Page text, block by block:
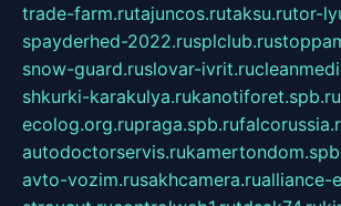
trade-farm.rutajuncos.rutaksu.rutor-
spayderhed-2022.rusplclub.ru
snow-guard.ruslovar-ivrit.ru
shkurki-karakulya.rukanotiforet.spb.ru
ecolog.org.rupraga.spb.ru
autodoctorservis.ru
avto-vozim.rusakhcamera.rualliance-